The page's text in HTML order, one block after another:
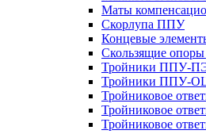
Маты
Скорлупа ППУ
Концевые
Скользящие
Тройники ППУ-
Тройники ППУ-
Тройниковое
Тройниковое
Тройниковое